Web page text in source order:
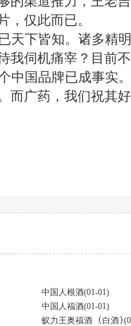
，仅此而已。
天下皆知。诸多精
我伺机痛宰？目前
中国品牌已成事实
而广药，我们祝其
中国人根酒(01-01)
中国人福酒(01-01)
蚁力王奥福酒 (白酒)